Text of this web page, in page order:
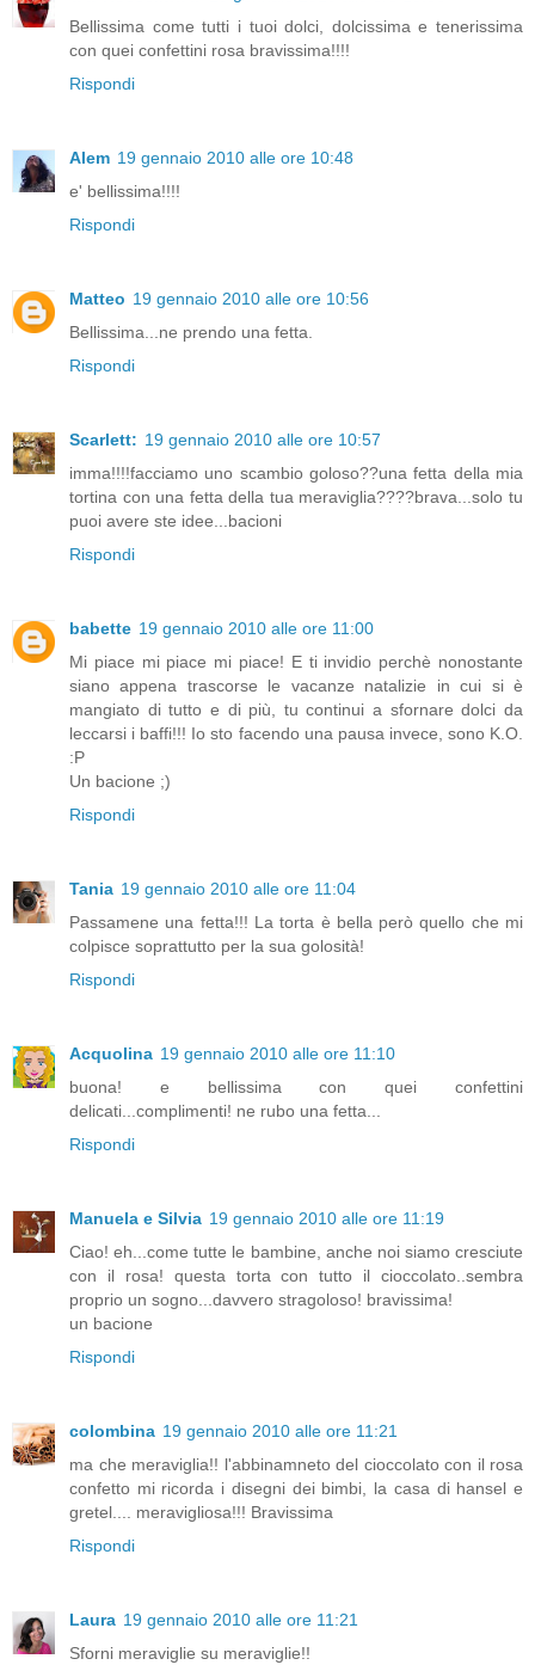
Bellissima come tutti i tuoi dolci, dolcissima e tenerissima
con quei confettini rosa bravissima!!!!
Rispondi
Alem 19 gennaio 2010 alle ore 10:48
e' bellissima!!!!
Rispondi
Matteo 19 gennaio 2010 alle ore 10:56
Bellissima...ne prendo una fetta.
Rispondi
Scarlett: 19 gennaio 2010 alle ore 10:57
imma!!!!facciamo uno scambio goloso??una fetta della mia
tortina con una fetta della tua meraviglia????brava...solo tu
puoi avere ste idee...bacioni
Rispondi
babette 19 gennaio 2010 alle ore 11:00
Mi piace mi piace mi piace! E ti invidio perchè nonostante
siano appena trascorse le vacanze natalizie in cui si è
mangiato di tutto e di più, tu continui a sfornare dolci da
leccarsi i baffi!!! Io sto facendo una pausa invece, sono K.O.
:P
Un bacione ;)
Rispondi
Tania 19 gennaio 2010 alle ore 11:04
Passamene una fetta!!! La torta è bella però quello che mi
colpisce soprattutto per la sua golosità!
Rispondi
Acquolina 19 gennaio 2010 alle ore 11:10
buona! e bellissima con quei confettini
delicati...complimenti! ne rubo una fetta...
Rispondi
Manuela e Silvia 19 gennaio 2010 alle ore 11:19
Ciao! eh...come tutte le bambine, anche noi siamo cresciute
con il rosa! questa torta con tutto il cioccolato..sembra
proprio un sogno...davvero stragoloso! bravissima!
un bacione
Rispondi
colombina 19 gennaio 2010 alle ore 11:21
ma che meraviglia!! l'abbinamneto del cioccolato con il rosa
confetto mi ricorda i disegni dei bimbi, la casa di hansel e
gretel.... meravigliosa!!! Bravissima
Rispondi
Laura 19 gennaio 2010 alle ore 11:21
Sforni meraviglie su meraviglie!!